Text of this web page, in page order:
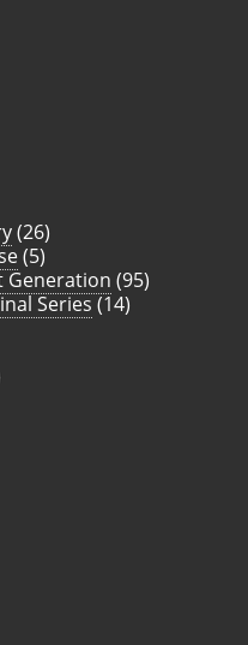
(26)
(5)
Generation (95)
Series (14)